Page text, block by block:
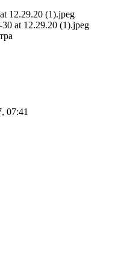
at 12.29.20 (1).jpeg
07:41